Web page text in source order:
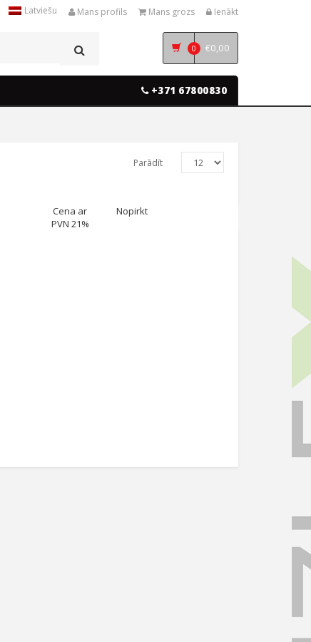
Latviešu Mans profils Mans grozs Ienākt
0 €0,00
+371 67800830
Parādīt
Cena ar
PVN 21%
Nopirkt